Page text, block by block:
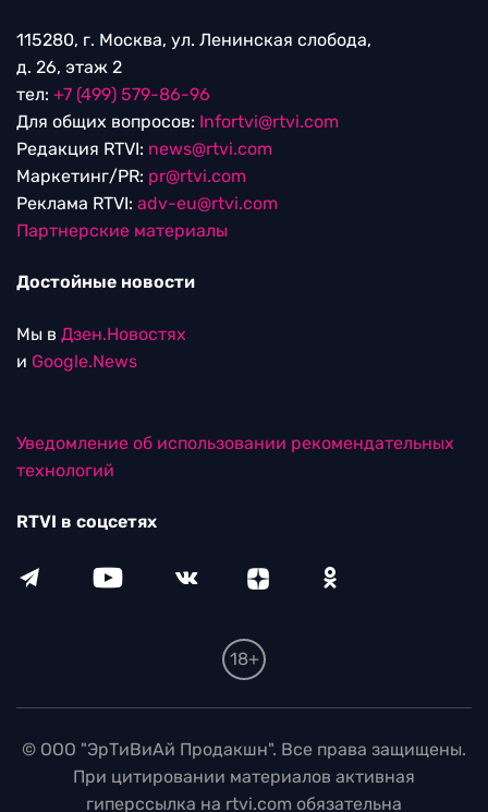
115280, г. Москва, ул. Ленинская слобода,
д. 26, этаж 2
тел: +7 (499) 579-86-96
Для общих вопросов: Infortvi@rtvi.com
Редакция RTVI: news@rtvi.com
Маркетинг/PR: pr@rtvi.com
Реклама RTVI: adv-eu@rtvi.com
Партнерские материалы
Достойные новости
Мы в Дзен.Новостях
и Google.News
Уведомление об использовании рекомендательных
технологий
RTVI в соцсетях
18+
© ООО "ЭрТиВиАй Продакшн". Все права защищены.
При цитировании материалов активная
гиперссылка на rtvi.com обязательна